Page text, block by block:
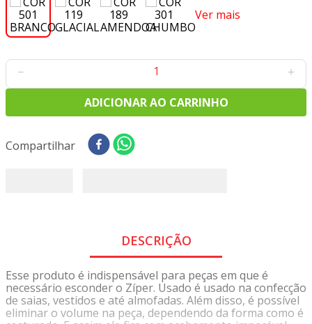
Ver mais
＋
－
ADICIONAR AO CARRINHO
Compartilhar
DESCRIÇÃO
Esse produto é indispensável para peças em que é
necessário esconder o Zíper. Usado é usado na confecção
de saias, vestidos e até almofadas. Além disso, é possível
eliminar o volume na peça, dependendo da forma como é
8º
tecido oxford
9º
tricoline digital